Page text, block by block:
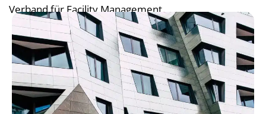
Verband für Facility Management